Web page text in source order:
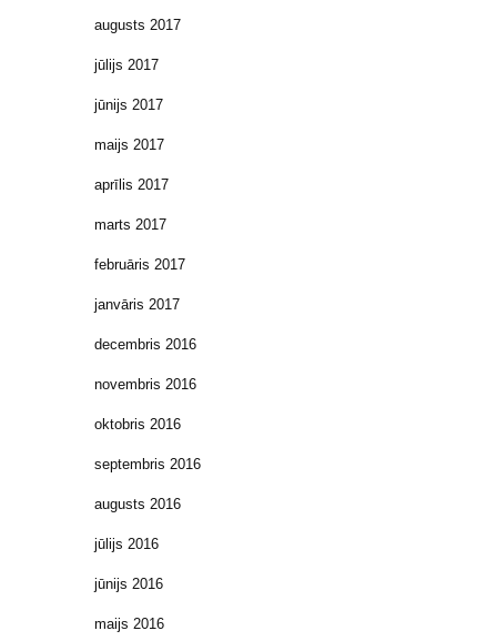
augusts 2017
jūlijs 2017
jūnijs 2017
maijs 2017
aprīlis 2017
marts 2017
februāris 2017
janvāris 2017
decembris 2016
novembris 2016
oktobris 2016
septembris 2016
augusts 2016
jūlijs 2016
jūnijs 2016
maijs 2016